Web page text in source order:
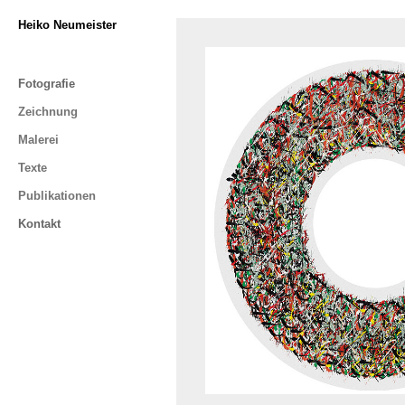
Heiko Neumeister
Fotografie
Zeichnung
Malerei
Texte
Publikationen
Kontakt